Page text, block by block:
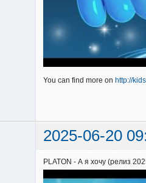
You can find more on http://
2025-06-20
PLATON - А я хочу (релиз